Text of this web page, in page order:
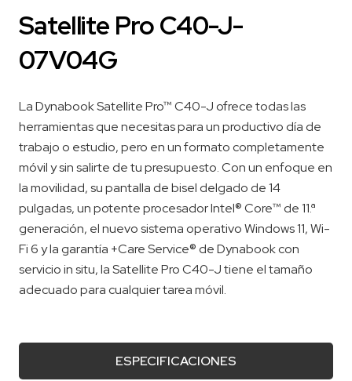
Satellite Pro C40-J-
07V04G
La Dynabook Satellite Pro™ C40-J ofrece todas las
herramientas que necesitas para un productivo día de
trabajo o estudio, pero en un formato completamente
móvil y sin salirte de tu presupuesto. Con un enfoque en
la movilidad, su pantalla de bisel delgado de 14
pulgadas, un potente procesador Intel® Core™ de 11.ª
generación, el nuevo sistema operativo Windows 11, Wi-
Fi 6 y la garantía +Care Service® de Dynabook con
servicio in situ, la Satellite Pro C40-J tiene el tamaño
adecuado para cualquier tarea móvil.
ESPECIFICACIONES